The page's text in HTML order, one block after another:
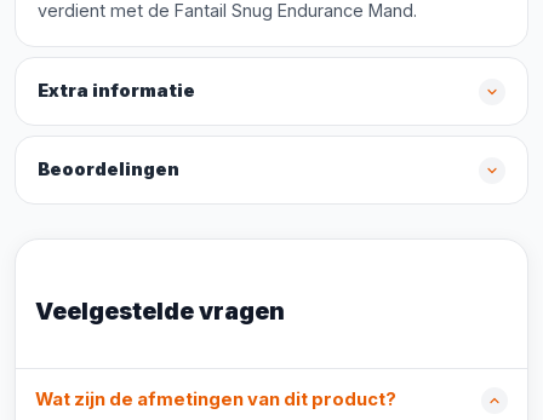
verdient met de Fantail Snug Endurance Mand.
Extra informatie
Beoordelingen
Veelgestelde vragen
Wat zijn de afmetingen van dit product?